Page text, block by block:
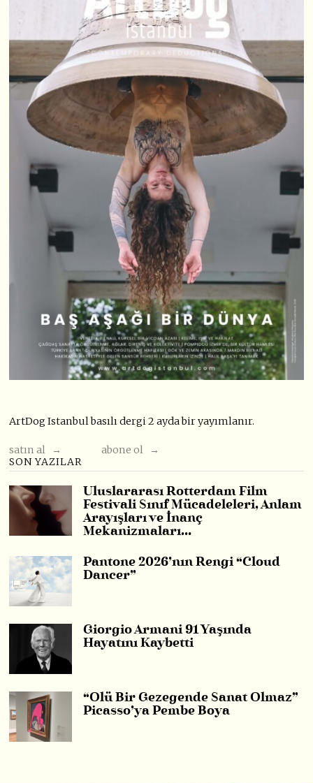
ArtDog Istanbul basılı dergi 2 ayda bir yayımlanır.
satın al →
abone ol →
SON YAZILAR
Uluslararası Rotterdam Film
Festivali Sınıf Mücadeleleri, Anlam
Arayışları ve İnanç
Mekanizmaları…
Pantone 2026’nın Rengi “Cloud
Dancer”
Giorgio Armani 91 Yaşında
Hayatını Kaybetti
“Ölü Bir Gezegende Sanat Olmaz”
Picasso’ya Pembe Boya